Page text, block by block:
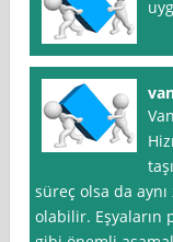
süreç olsa da
olabilir. Eşyaların